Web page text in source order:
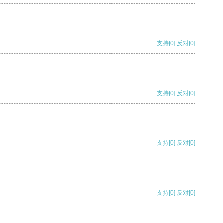
支持[0] 反对[0]
支持[0] 反对[0]
支持[0] 反对[0]
支持[0] 反对[0]